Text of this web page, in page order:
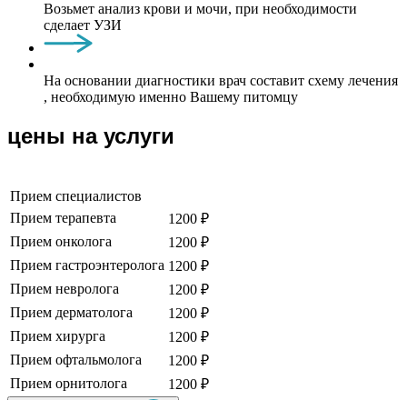
Возьмет анализ крови и мочи, при необходимости
сделает УЗИ
На основании диагностики врач составит схему лечения
, необходимую именно Вашему питомцу
цены на услуги
Прием специалистов
Прием терапевта
1200 ₽
Прием онколога
1200 ₽
Прием гастроэнтеролога 1200 ₽
Прием невролога
1200 ₽
Прием дерматолога
1200 ₽
Прием хирурга
1200 ₽
Прием офтальмолога
1200 ₽
Прием орнитолога
1200 ₽